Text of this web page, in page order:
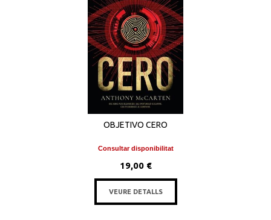
OBJETIVO CERO
Consultar disponibilitat
19,00 €
VEURE DETALLS